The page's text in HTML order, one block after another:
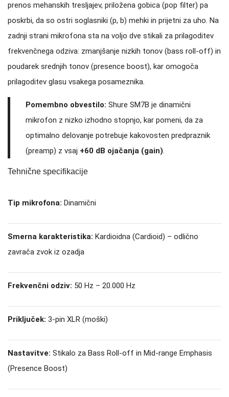
prenos mehanskih tresljajev, priložena gobica (pop filter) pa
poskrbi, da so ostri soglasniki (p, b) mehki in prijetni za uho. Na
zadnji strani mikrofona sta na voljo dve stikali za prilagoditev
frekvenčnega odziva: zmanjšanje nizkih tonov (bass roll-off) in
poudarek srednjih tonov (presence boost), kar omogoča
prilagoditev glasu vsakega posameznika.
Pomembno obvestilo: Shure SM7B je dinamični
mikrofon z nizko izhodno stopnjo, kar pomeni, da za
optimalno delovanje potrebuje kakovosten predpraznik
(preamp) z vsaj +60 dB ojačanja (gain).
Tehnične specifikacije
Tip mikrofona: Dinamični
Smerna karakteristika: Kardioidna (Cardioid) – odlično
zavrača zvok iz ozadja
Frekvenčni odziv: 50 Hz – 20.000 Hz
Priključek: 3-pin XLR (moški)
Nastavitve: Stikalo za Bass Roll-off in Mid-range Emphasis
(Presence Boost)